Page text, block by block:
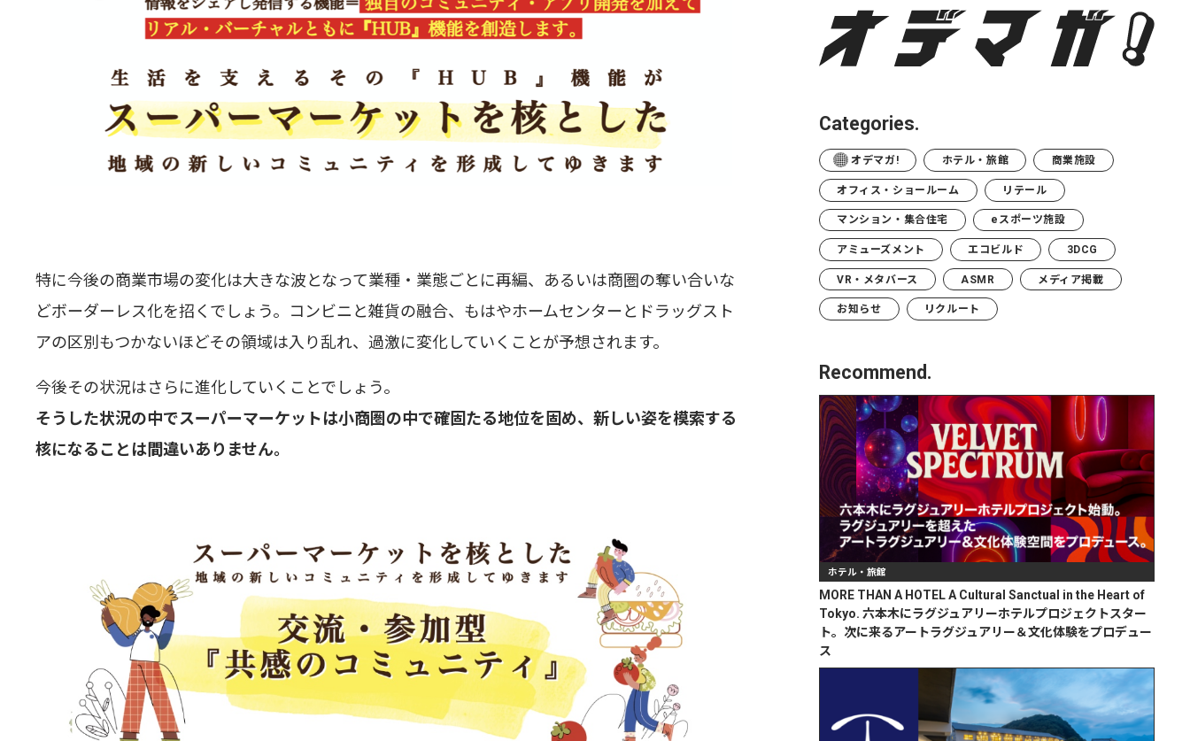
特に今後の商業市場の変化は大きな波となって業種・業態ごとに再編、あるいは商圏の奪い合いな
どボーダーレス化を招くでしょう。コンビニと雑貨の融合、もはやホームセンターとドラッグスト
アの区別もつかないほどその領域は入り乱れ、過激に変化していくことが予想されます。
今後その状況はさらに進化していくことでしょう。
そうした状況の中でスーパーマーケットは小商圏の中で確固たる地位を固め、新しい姿を模索する
核になることは間違いありません。
Categories.
オデマガ! ホテル・旅館 商業施設
オフィス・ショールーム リテール
マンション・集合住宅 eスポーツ施設
アミューズメント エコビルド 3DCG
VR・メタバース ASMR メディア掲載
お知らせ リクルート
Recommend.
ホテル・旅館
MORE THAN A HOTEL A Cultural Sanctual in the Heart of
Tokyo. 六本木にラグジュアリーホテルプロジェクトスター
ト。次に来るアートラグジュアリー＆文化体験をプロデュー
ス